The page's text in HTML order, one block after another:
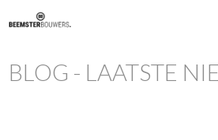
BLOG - LAATSTE